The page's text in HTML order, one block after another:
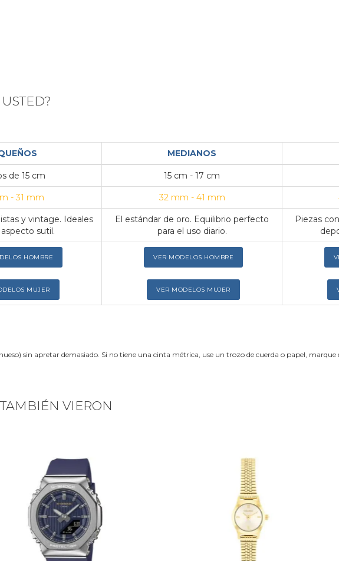
MEDIANOS
de 15 cm 15 cm - 17 cm
- 31 mm 32 mm - 41 mm
y vintage. Ideales
sutil.
El estándar de oro. Equilibrio perfecto
para el uso diario.
Piezas
HOMBRE
MUJER
VER MODELOS HOMBRE
VER MODELOS MUJER
sin apretar demasiado. Si no tiene una cinta métrica, use un trozo de cuerda o papel,
VIERON